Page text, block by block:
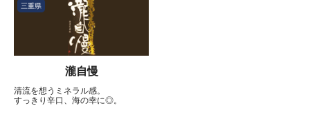
三重県
瀧自慢
清流を想うミネラル感。
すっきり辛口、海の幸に◎。